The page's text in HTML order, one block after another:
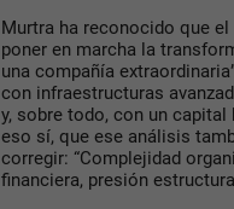
Murtra ha reconocido que
poner en marcha la
una compañía
con infraestructuras
y, sobre todo, con un capital
eso sí, que ese análisis
corregir: “Complejidad
financiera, presión